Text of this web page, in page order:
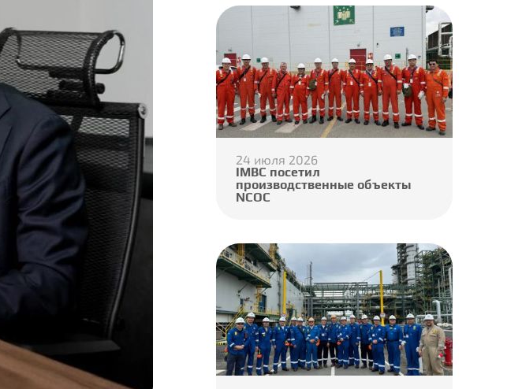
24 июля 2026
IMBC посетил
производственные объекты
NCOC